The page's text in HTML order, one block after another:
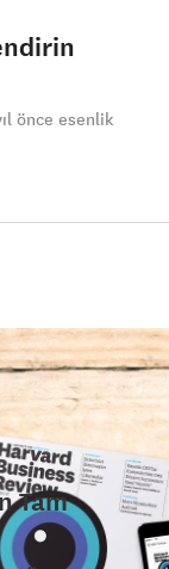
önce esenlik
Tam